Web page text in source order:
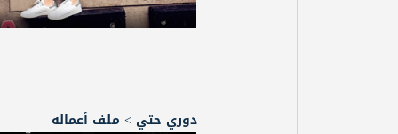
دوري حتي > ملف أعماله